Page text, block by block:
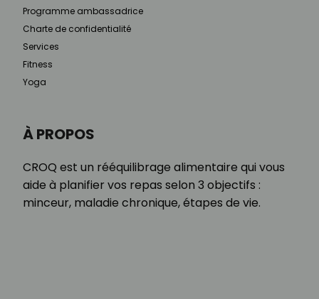
À PROPOS
CROQ est un rééquilibrage alimentaire qui vous
aide à planifier vos repas selon 3 objectifs :
minceur, maladie chronique, étapes de vie.
Programme ambassadrice
Charte de confidentialité
Services
Fitness
Yoga